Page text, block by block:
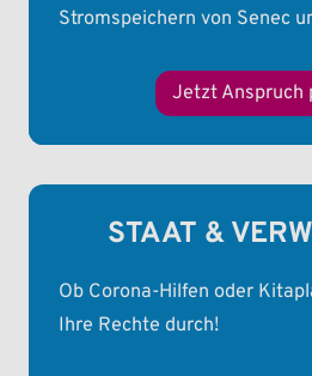
Stromspeichern von Senec
Jetzt Anspruch
STAAT &
Ob Corona-Hilfen oder
Ihre Rechte durch!